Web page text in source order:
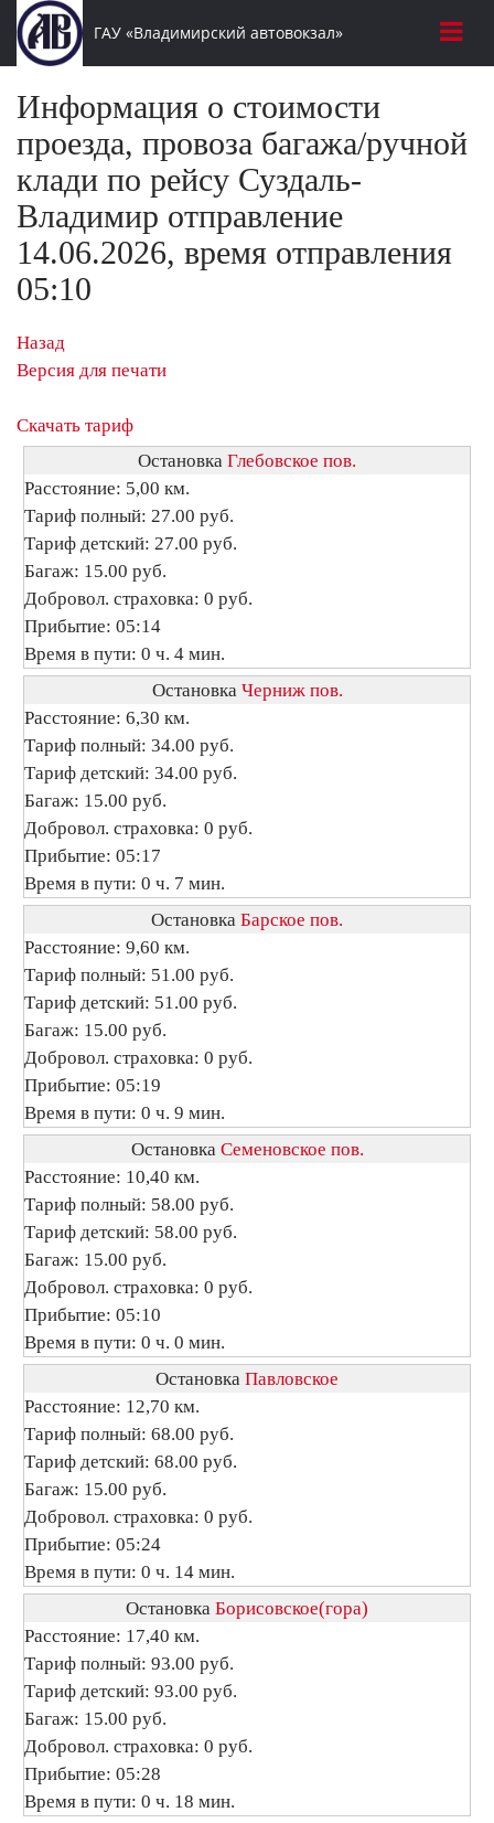
ГАУ «Владимирский автовокзал»
Информация о стоимости
проезда, провоза багажа/ручной
клади по рейсу Суздаль-
Владимир отправление
14.06.2026, время отправления
05:10
Назад
Версия для печати
Скачать тариф
Остановка Глебовское пов.
Расстояние: 5,00 км.
Тариф полный: 27.00 руб.
Тариф детский: 27.00 руб.
Багаж: 15.00 руб.
Добровол. страховка: 0 руб.
Прибытие: 05:14
Время в пути: 0 ч. 4 мин.
Остановка Черниж пов.
Расстояние: 6,30 км.
Тариф полный: 34.00 руб.
Тариф детский: 34.00 руб.
Багаж: 15.00 руб.
Добровол. страховка: 0 руб.
Прибытие: 05:17
Время в пути: 0 ч. 7 мин.
Остановка Барское пов.
Расстояние: 9,60 км.
Тариф полный: 51.00 руб.
Тариф детский: 51.00 руб.
Багаж: 15.00 руб.
Добровол. страховка: 0 руб.
Прибытие: 05:19
Время в пути: 0 ч. 9 мин.
Остановка Семеновское пов.
Расстояние: 10,40 км.
Тариф полный: 58.00 руб.
Тариф детский: 58.00 руб.
Багаж: 15.00 руб.
Добровол. страховка: 0 руб.
Прибытие: 05:10
Время в пути: 0 ч. 0 мин.
Остановка Павловское
Расстояние: 12,70 км.
Тариф полный: 68.00 руб.
Тариф детский: 68.00 руб.
Багаж: 15.00 руб.
Добровол. страховка: 0 руб.
Прибытие: 05:24
Время в пути: 0 ч. 14 мин.
Остановка Борисовское(гора)
Расстояние: 17,40 км.
Тариф полный: 93.00 руб.
Тариф детский: 93.00 руб.
Багаж: 15.00 руб.
Добровол. страховка: 0 руб.
Прибытие: 05:28
Время в пути: 0 ч. 18 мин.